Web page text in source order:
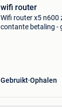
wifi router
Wifi router x5 n600
contante betaling -
Gebruikt Ophalen